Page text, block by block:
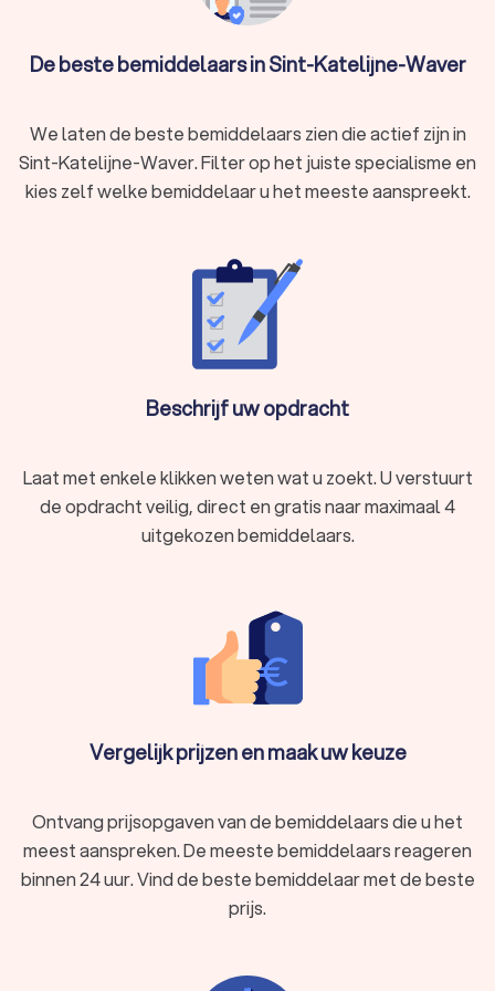
Welke mediator u ook kiest, via Trustlocal maakt u een goede
prijsopgaven aan te vragen bij verschillende mediators. Zo
De beste bemiddelaars in Sint-Katelijne-Waver
We laten de beste bemiddelaars zien die actief zijn in
Sint-Katelijne-Waver. Filter op het juiste specialisme en
kies zelf welke bemiddelaar u het meeste aanspreekt.
Beschrijf uw opdracht
Laat met enkele klikken weten wat u zoekt. U verstuurt
de opdracht veilig, direct en gratis naar maximaal 4
uitgekozen bemiddelaars.
Vergelijk prijzen en maak uw keuze
Ontvang prijsopgaven van de bemiddelaars die u het
meest aanspreken. De meeste bemiddelaars reageren
binnen 24 uur. Vind de beste bemiddelaar met de beste
prijs.